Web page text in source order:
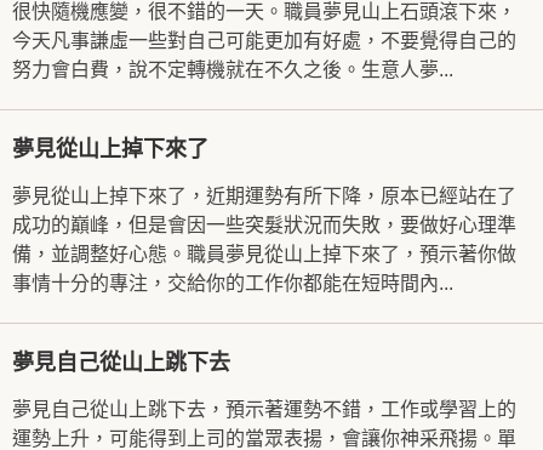
很快隨機應變，很不錯的一天。職員夢見山上石頭滾下來，
今天凡事謙虛一些對自己可能更加有好處，不要覺得自己的
努力會白費，說不定轉機就在不久之後。生意人夢...
夢見從山上掉下來了
夢見從山上掉下來了，近期運勢有所下降，原本已經站在了
成功的巔峰，但是會因一些突髮狀況而失敗，要做好心理準
備，並調整好心態。職員夢見從山上掉下來了，預示著你做
事情十分的專注，交給你的工作你都能在短時間內...
夢見自己從山上跳下去
夢見自己從山上跳下去，預示著運勢不錯，工作或學習上的
運勢上升，可能得到上司的當眾表揚，會讓你神采飛揚。單